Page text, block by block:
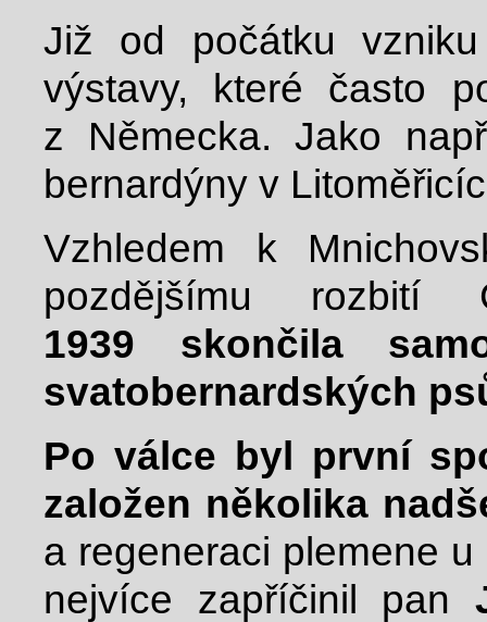
Již od počátku
výstavy, které často
z Německa. Jako
bernardýny v
Vzhledem k
pozdějšímu rozbití
1939 skončila
svatobernardských
Po válce byl první
založen několika
a regeneraci plemene
nejvíce zapříčinil pan